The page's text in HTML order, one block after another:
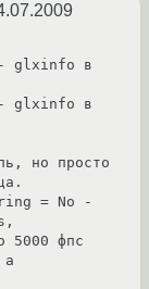
glxinfo в
glxinfo в
но просто
= No -
5000 фпс
а